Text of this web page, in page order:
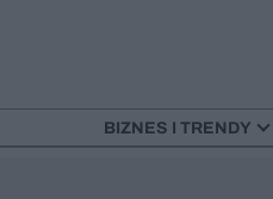
BIZNES I TRENDY